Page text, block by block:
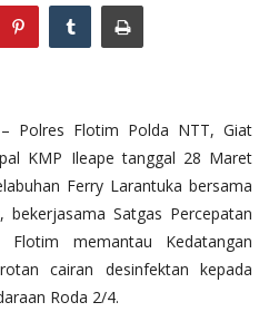
Polres Flotim Polda NTT, Giat
KMP Ileape tanggal 28 Maret
Ferry Larantuka bersama
Satgas Percepatan
Flotim memantau Kedatangan
cairan desinfektan kepada
Roda 2/4.